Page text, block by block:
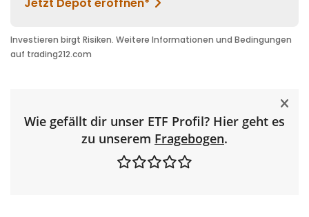
Wie gefällt dir unser ETF Profil? Hier geht es
zu unserem Fragebogen.